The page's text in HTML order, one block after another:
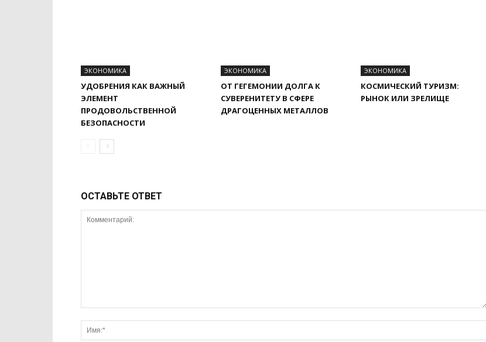
ЭКОНОМИКА
УДОБРЕНИЯ КАК ВАЖНЫЙ
ЭЛЕМЕНТ
ПРОДОВОЛЬСТВЕННОЙ
БЕЗОПАСНОСТИ
ЭКОНОМИКА
ОТ ГЕГЕМОНИИ ДОЛГА К
СУВЕРЕНИТЕТУ В СФЕРЕ
ДРАГОЦЕННЫХ МЕТАЛЛОВ
ЭКОНОМИКА
КОСМИЧЕСКИЙ ТУРИЗМ:
РЫНОК ИЛИ ЗРЕЛИЩЕ
ОСТАВЬТЕ ОТВЕТ